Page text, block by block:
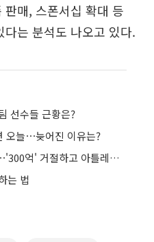
매, 스폰서십 확대 등
는 분석도 나오고 있다.
선수들 근황은?
오늘⋯늦어진 이유는?
이강인, PSG 명단 다시 포함⋯'300억' 거절하고 아틀레티코행?
는 법